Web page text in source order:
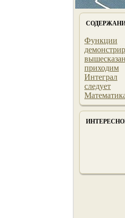
Функции
приходим
Интеграл
следует